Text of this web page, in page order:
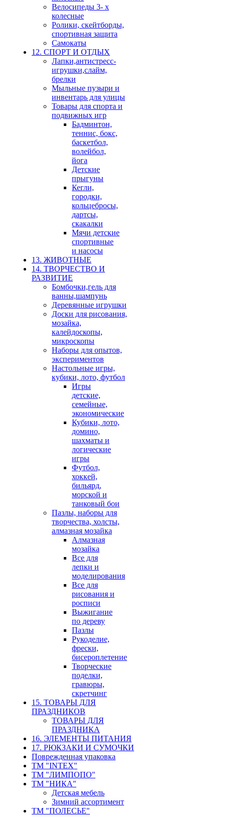
Велосипеды 3- х
колесные
Ролики, скейтборды,
спортивная защита
Самокаты
12. СПОРТ И ОТДЫХ
Лапки,антистресс-
игрушки,слайм,
брелки
Мыльные пузыри и
инвентарь для улицы
Товары для спорта и
подвижных игр
Бадминтон,
теннис, бокс,
баскетбол,
волейбол,
йога
Детские
прыгуны
Кегли,
городки,
кольцебросы,
дартсы,
скакалки
Мячи детские
спортивные
и насосы
13. ЖИВОТНЫЕ
14. ТВОРЧЕСТВО И
РАЗВИТИЕ
Бомбочки,гель для
ванны,шампунь
Деревянные игрушки
Доски для рисования,
мозайка,
калейдоскопы,
микроскопы
Наборы для опытов,
экспериментов
Настольные игры,
кубики, лото, футбол
Игры
детские,
семейные,
экономические
Кубики, лото,
домино,
шахматы и
логические
игры
Футбол,
хоккей,
бильярд,
морской и
танковый бои
Пазлы, наборы для
творчества, холсты,
алмазная мозайка
Алмазная
мозайка
Все для
лепки и
моделирования
Все для
рисования и
росписи
Выжигание
по дереву
Пазлы
Рукоделие,
фрески,
бисероплетение
Творческие
поделки,
гравюры,
скретчинг
15. ТОВАРЫ ДЛЯ
ПРАЗДНИКОВ
ТОВАРЫ ДЛЯ
ПРАЗДНИКА
16. ЭЛЕМЕНТЫ ПИТАНИЯ
17. РЮКЗАКИ И СУМОЧКИ
Поврежденная упаковка
ТМ "INTEX"
ТМ "ЛИМПОПО"
ТМ "НИКА"
Детская мебель
Зимний ассортимент
ТМ "ПОЛЕСЬЕ"